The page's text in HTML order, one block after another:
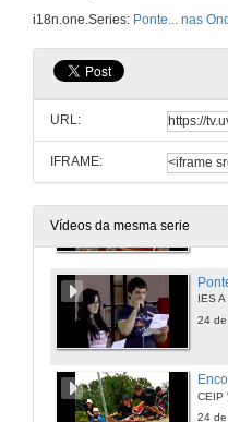
i18n.one.Series: Ponte... nas
URL:
IFRAME:
Vídeos da mesma serie
24 de
CRA
24
A rá
24
CEIP
24